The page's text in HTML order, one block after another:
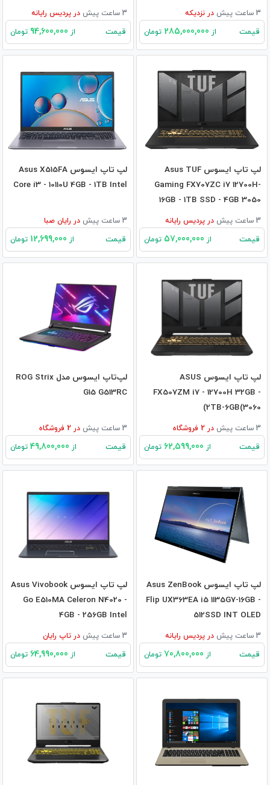
RTX3060
3 ساعت پیش در نزدیکه
قیمت از تومان
RX6800M
3 ساعت پیش در پردیس رایانه
قیمت از تومان
لپ تاپ ایسوس Asus TUF
Gaming FX707ZC i7 12700H-
16GB - 1TB SSD - 4GB 3050
3 ساعت پیش در پردیس رایانه
قیمت از تومان
لپ تاپ ایسوس Asus X515FA
Core i3 - 10110U 4GB - 1TB Intel
3 ساعت پیش در رایان صبا
قیمت از تومان
لپ تاپ ایسوس ASUS
FX507ZM i7 - 12700H 32GB -
2TB-6GB(3060)
3 ساعت پیش در فروشگاه
قیمت از تومان
لپ‌تاپ ایسوس مدل ROG Strix
G15 G513RC
3 ساعت پیش در فروشگاه
قیمت از تومان
لپ تاپ ایسوس Asus ZenBook
Flip UX363EA i5 1135G7-16GB -
512SSD INT OLED
3 ساعت پیش در پردیس رایانه
قیمت از تومان
لپ تاپ ایسوس Asus Vivobook
Go E510MA Celeron N4020 -
4GB - 256GB Intel
3 ساعت پیش در تاپ رایان
قیمت از تومان